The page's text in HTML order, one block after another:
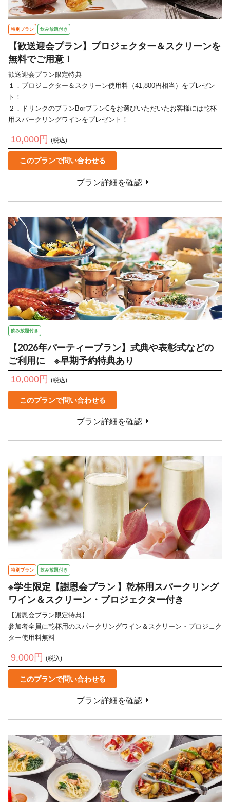
特別プラン 飲み放題付き
【歓送迎会プラン】プロジェクター＆スクリーンを
無料でご用意！
歓送迎会プラン限定特典
１．プロジェクター＆スクリーン使用料（41,800円相当）をプレゼン
ト！
２．ドリンクのプランBorプランCをお選びいただいたお客様には乾杯
用スパークリングワインをプレゼント！
10,000円 (税込)
このプランで問い合わせる
プラン詳細を確認
飲み放題付き
【2026年パーティープラン】式典や表彰式などの
ご利用に ※早期予約特典あり
10,000円 (税込)
このプランで問い合わせる
プラン詳細を確認
特別プラン 飲み放題付き
※学生限定【謝恩会プラン 】乾杯用スパークリング
ワイン＆スクリーン・プロジェクター付き
【謝恩会プラン限定特典】
参加者全員に乾杯用のスパークリングワイン＆スクリーン・プロジェク
ター使用料無料
9,000円 (税込)
このプランで問い合わせる
プラン詳細を確認